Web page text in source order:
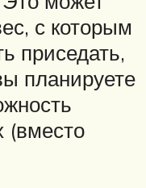
с которым
приседать,
планируете
(вместо